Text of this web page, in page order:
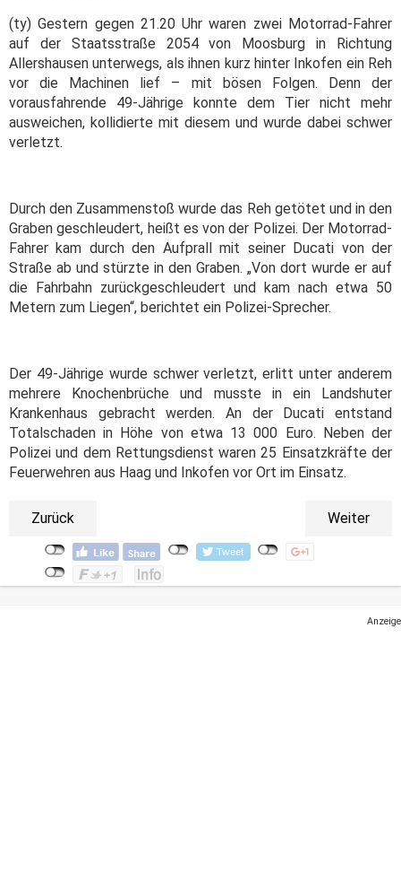
(ty) Gestern gegen 21.20 Uhr waren zwei Motorrad-Fahrer
auf der Staatsstraße 2054 von Moosburg in Richtung
Allershausen unterwegs, als ihnen kurz hinter Inkofen ein Reh
vor die Machinen lief – mit bösen Folgen. Denn der
vorausfahrende 49-Jährige konnte dem Tier nicht mehr
ausweichen, kollidierte mit diesem und wurde dabei schwer
verletzt.
Durch den Zusammenstoß wurde das Reh getötet und in den
Graben geschleudert, heißt es von der Polizei. Der Motorrad-
Fahrer kam durch den Aufprall mit seiner Ducati von der
Straße ab und stürzte in den Graben. „Von dort wurde er auf
die Fahrbahn zurückgeschleudert und kam nach etwa 50
Metern zum Liegen“, berichtet ein Polizei-Sprecher.
Der 49-Jährige wurde schwer verletzt, erlitt unter anderem
mehrere Knochenbrüche und musste in ein Landshuter
Krankenhaus gebracht werden. An der Ducati entstand
Totalschaden in Höhe von etwa 13 000 Euro. Neben der
Polizei und dem Rettungsdienst waren 25 Einsatzkräfte der
Feuerwehren aus Haag und Inkofen vor Ort im Einsatz.
Zurück Weiter
Anzeige